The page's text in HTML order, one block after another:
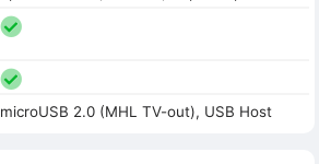
microUSB 2.0 (MHL TV-out), USB Host